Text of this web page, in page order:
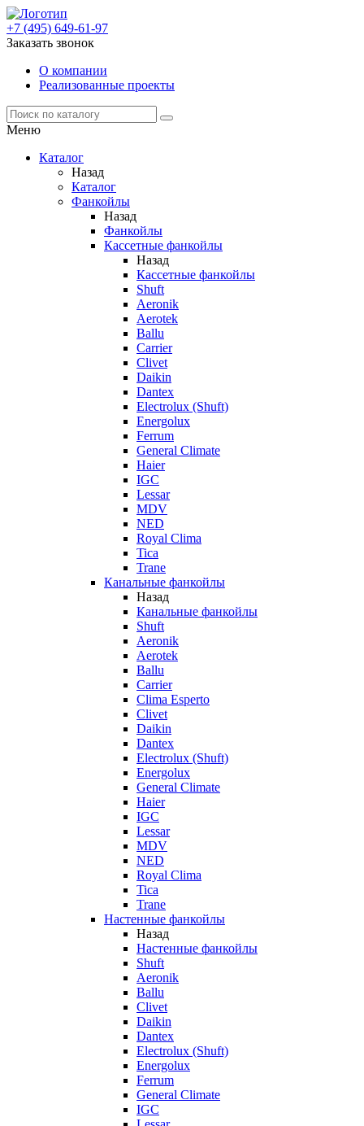
+7 (495) 649-61-97
Заказать звонок
О компании
Реализованные проекты
Меню
Каталог
Назад
Каталог
Фанкойлы
Назад
Фанкойлы
Кассетные фанкойлы
Назад
Кассетные фанкойлы
Shuft
Aeronik
Aerotek
Ballu
Carrier
Clivet
Daikin
Dantex
Electrolux (Shuft)
Energolux
Ferrum
General Climate
Haier
IGC
Lessar
MDV
NED
Royal Clima
Tica
Trane
Канальные фанкойлы
Назад
Канальные фанкойлы
Shuft
Aeronik
Aerotek
Ballu
Carrier
Clima Esperto
Clivet
Daikin
Dantex
Electrolux (Shuft)
Energolux
General Climate
Haier
IGC
Lessar
MDV
NED
Royal Clima
Tica
Trane
Настенные фанкойлы
Назад
Настенные фанкойлы
Shuft
Aeronik
Ballu
Clivet
Daikin
Dantex
Electrolux (Shuft)
Energolux
Ferrum
General Climate
IGC